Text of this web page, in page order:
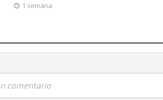
1 semana
comentario